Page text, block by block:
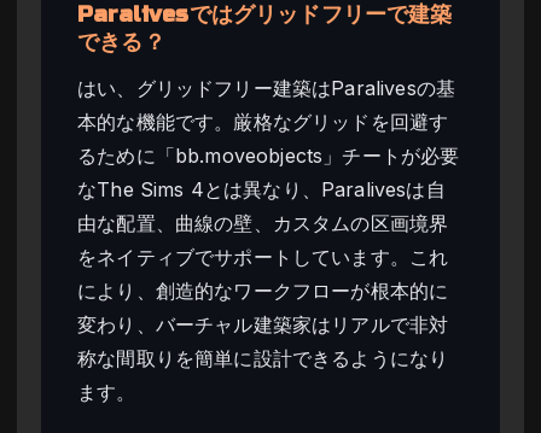
Paralivesではグリッドフリーで建築
できる？
はい、グリッドフリー建築はParalivesの基
本的な機能です。厳格なグリッドを回避す
るために「bb.moveobjects」チートが必要
なThe Sims 4とは異なり、Paralivesは自
由な配置、曲線の壁、カスタムの区画境界
をネイティブでサポートしています。これ
により、創造的なワークフローが根本的に
変わり、バーチャル建築家はリアルで非対
称な間取りを簡単に設計できるようになり
ます。